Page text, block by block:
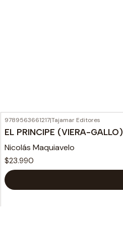
9789563661217|Tajamar Editores
EL PRINCIPE (VIERA-GALLO)
Nicolás Maquiavelo
$23.990